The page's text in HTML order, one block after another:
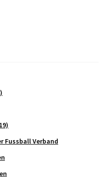
Fussball Verband